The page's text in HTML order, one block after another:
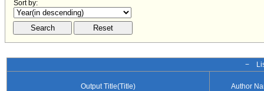
Sort by:
−
Output Title(Title) Author